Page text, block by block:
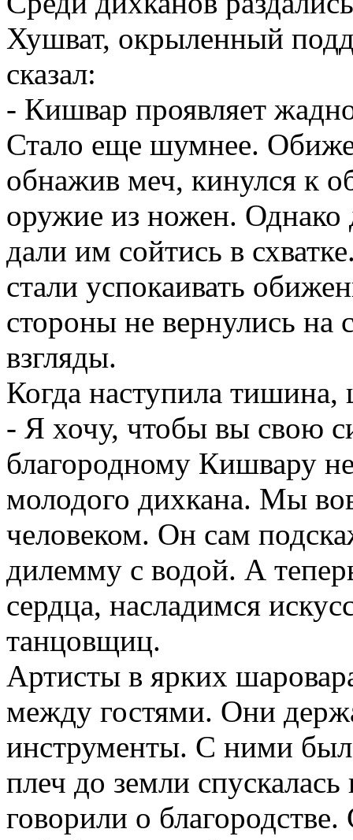
Хушват, окрыленный
сказал:
- Кишвар проявляет
Стало еще шумнее.
обнажив меч, кинулся к
оружие из ножен. Однако
дали им сойтись в
стали успокаивать
стороны не вернулись на
взгляды.
Когда наступила тишина,
- Я хочу, чтобы вы свою
благородному Кишвару
молодого дихкана. Мы
человеком. Он сам
дилемму с водой. А
сердца, насладимся
танцовщиц.
Артисты в ярких
между гостями. Они
инструменты. С ними был
плеч до земли
говорили о благородстве.